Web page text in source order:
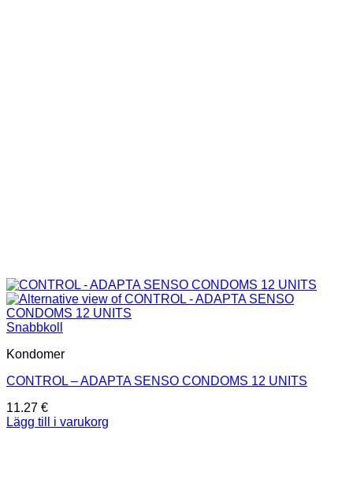
Snabbkoll
Kondomer
CONTROL – ADAPTA SENSO CONDOMS 12 UNITS
11.27 €
Lägg till i varukorg